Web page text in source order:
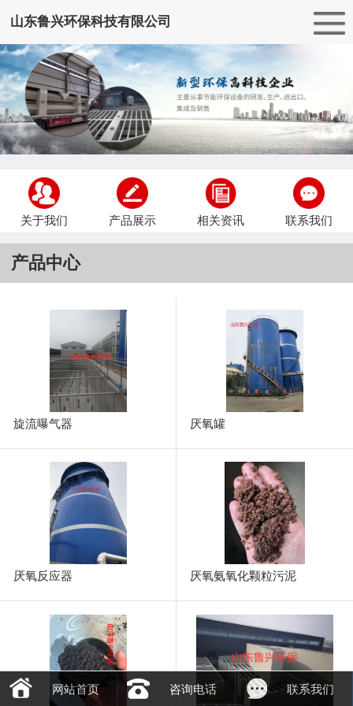
山东鲁兴环保科技有限公司
关于我们 产品展示 相关资讯 联系我们
产品中心
旋流曝气器 厌氧罐
厌氧反应器 厌氧氨氧化颗粒污泥
网站首页 咨询电话 联系我们